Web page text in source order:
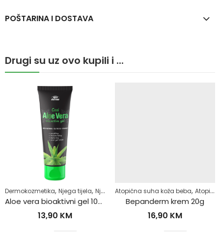
POŠTARINA I DOSTAVA
Drugi su uz ovo kupili i ...
kose,Protiv opadanja, Zdrav život
Dermokozmetika, Njega tijela, Njega tijela ,Osjetljiva i netolerantna koža
Aloe vera bioaktivni gel 100ml
13,90 KM
Atopična suha koža beba, Atopijski dermatitis
Bepanderm krem 20g
16,90 KM